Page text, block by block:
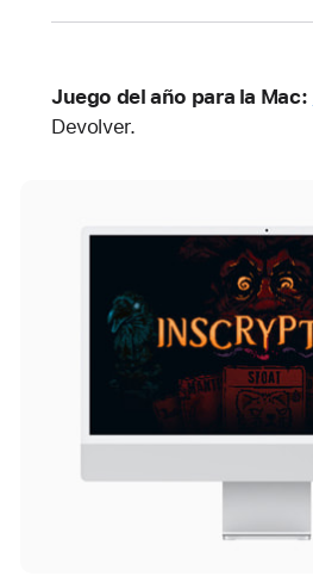
Juego del año para la Mac:
Devolver.